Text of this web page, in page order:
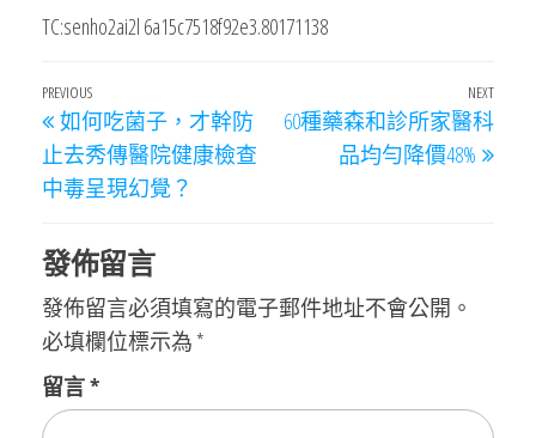
TC:senho2ai2l 6a15c7518f92e3.80171138
文
章
導
Previous
Post
PREVIOUS
如何吃菌子，才幹防
止去秀傳醫院健康檢查
中毒呈現幻覺？
Next
Post
NEXT
60種藥森和診所家醫科
品均勻降價48%
發佈留言
發佈留言必須填寫的電子郵件地址不會公開。
必填欄位標示為 *
留言*